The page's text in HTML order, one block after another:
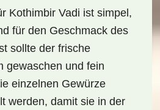
Kothimbir Vadi ist simpel,
für den Geschmack des
sollte der frische
gewaschen und fein
einzelnen Gewürze
werden, damit sie in der